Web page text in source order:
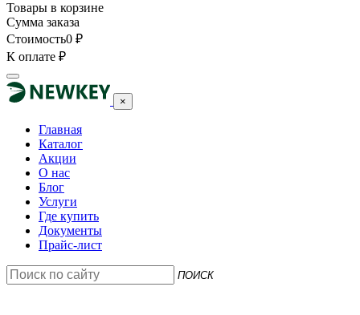
Товары в корзине
Сумма заказа
Стоимость0 ₽
К оплате ₽
×
Главная
Каталог
Акции
О нас
Блог
Услуги
Где купить
Документы
Прайс-лист
ПОИСК